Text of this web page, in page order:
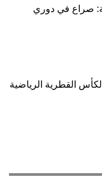
صراع في دوري
القطرية الرياضية